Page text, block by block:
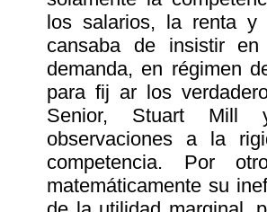
los salarios, la renta
cansaba de insistir
demanda, en régimen
para fij ar los
Senior, Stuart Mill
observaciones a la
competencia. Por
matemáticamente su